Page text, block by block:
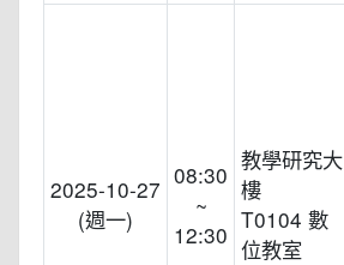
2025-10-27
(週一)
08:30
~
12:30
教學研究大
樓
T0104 數
位教室